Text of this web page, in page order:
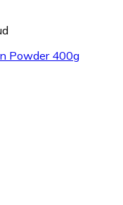
Powder 400g